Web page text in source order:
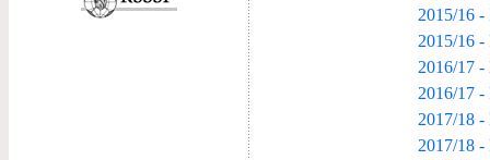
2015/16 -
2015/16
2016/17 -
2016/17
2017/18 -
2017/18